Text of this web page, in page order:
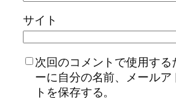
サイト
次回のコメントで使用する
ーに自分の名前、メールア
トを保存する。